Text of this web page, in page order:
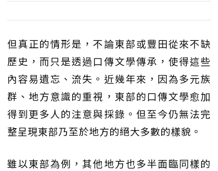
但真正的情形是，不論東部或豐田從來不缺
歷史，而只是透過口傳文學傳承，使得這些
內容易遺忘、流失。近幾年來，因為多元族
群、地方意識的重視，東部的口傳文學愈加
得到更多人的注意與採錄。但至今仍無法完
整呈現東部乃至於地方的絕大多數的樣貌。
雖以東部為例，其他地方也多半面臨同樣的